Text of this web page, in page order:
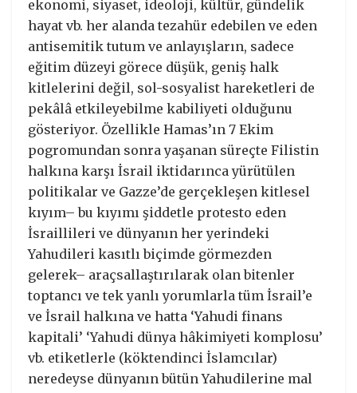
ekonomi, siyaset, ideoloji, kültür, gündelik
hayat vb. her alanda tezahür edebilen ve eden
antisemitik tutum ve anlayışların, sadece
eğitim düzeyi görece düşük, geniş halk
kitlelerini değil, sol-sosyalist hareketleri de
pekâlâ etkileyebilme kabiliyeti olduğunu
gösteriyor. Özellikle Hamas’ın 7 Ekim
pogromundan sonra yaşanan süreçte Filistin
halkına karşı İsrail iktidarınca yürütülen
politikalar ve Gazze’de gerçekleşen kitlesel
kıyım– bu kıyımı şiddetle protesto eden
İsraillileri ve dünyanın her yerindeki
Yahudileri kasıtlı biçimde görmezden
gelerek– araçsallaştırılarak olan bitenler
toptancı ve tek yanlı yorumlarla tüm İsrail’e
ve İsrail halkına ve hatta ‘Yahudi finans
kapitali’ ‘Yahudi dünya hâkimiyeti komplosu’
vb. etiketlerle (köktendinci İslamcılar)
neredeyse dünyanın bütün Yahudilerine mal